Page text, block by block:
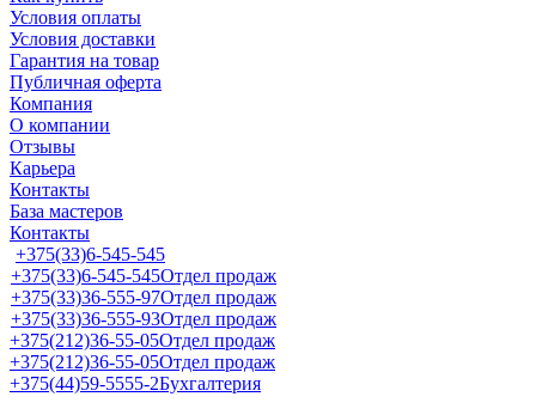
Условия оплаты
Условия доставки
Гарантия на товар
Публичная оферта
Компания
О компании
Отзывы
Карьера
Контакты
База мастеров
Контакты
+375(33)6-545-545
+375(33)6-545-545Отдел продаж
+375(33)36-555-97Отдел продаж
+375(33)36-555-93Отдел продаж
+375(212)36-55-05Отдел продаж
+375(212)36-55-05Отдел продаж
+375(44)59-5555-2Бухгалтерия